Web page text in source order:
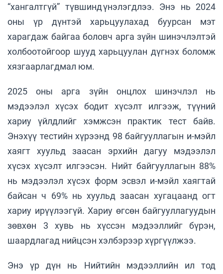
“хангалтгүй” түвшинд үнэлэгдлээ. Энэ нь 2024
оны үр дүнтэй харьцуулахад буурсан мэт
харагдаж байгаа боловч арга зүйн шинэчлэлтэй
холбоотойгоор шууд харьцуулан дүгнэх боломж
хязгаарлагдмал юм.
2025 оны арга зүйн онцлох шинэчлэл нь
мэдээлэл хүсэх бодит хүсэлт илгээж, түүний
хариу үйлдлийг хэмжсэн практик тест байв.
Энэхүү тестийн хүрээнд 98 байгууллагын и-мэйл
хаягт хуульд заасан эрхийн дагуу мэдээлэл
хүсэх хүсэлт илгээсэн. Нийт байгууллагын 88%
нь мэдээлэл хүсэх форм эсвэл и-мэйл хаягтай
байсан ч 69% нь хуульд заасан хугацаанд огт
хариу ирүүлээгүй. Хариу өгсөн байгууллагуудын
зөвхөн 3 хувь нь хүссэн мэдээллийг бүрэн,
шаардлагад нийцсэн хэлбэрээр хүргүүлжээ.
Энэ үр дүн нь Нийтийн мэдээллийн ил тод